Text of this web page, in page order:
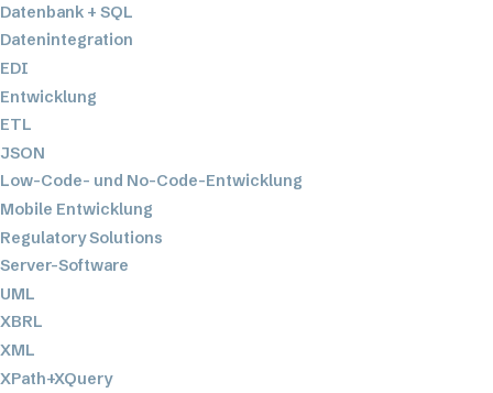
Datenbank + SQL
Datenintegration
EDI
Entwicklung
ETL
JSON
Low-Code- und No-Code-Entwicklung
Mobile Entwicklung
Regulatory Solutions
Server-Software
UML
XBRL
XML
XPath+XQuery